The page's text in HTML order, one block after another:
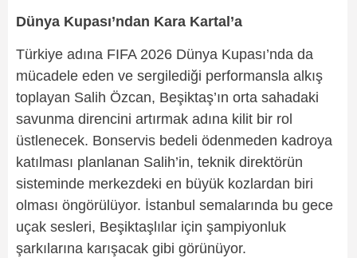
Dünya Kupası’ndan Kara Kartal’a
Türkiye adına FIFA 2026 Dünya Kupası’nda da
mücadele eden ve sergilediği performansla alkış
toplayan Salih Özcan, Beşiktaş’ın orta sahadaki
savunma direncini artırmak adına kilit bir rol
üstlenecek. Bonservis bedeli ödenmeden kadroya
katılması planlanan Salih’in, teknik direktörün
sisteminde merkezdeki en büyük kozlardan biri
olması öngörülüyor. İstanbul semalarında bu gece
uçak sesleri, Beşiktaşlılar için şampiyonluk
şarkılarına karışacak gibi görünüyor.